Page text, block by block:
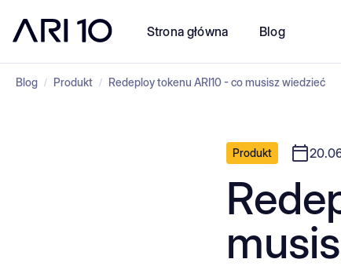
Strona główna Blog
Blog / Produkt / Redeploy tokenu ARI10 - co musisz wiedzieć
Produkt